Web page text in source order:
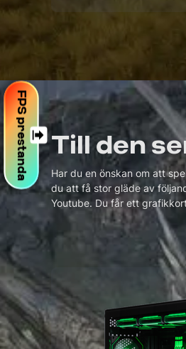
Till den
Har du en önskan om att
du att få stor gläde av
Youtube. Du får ett
FPS prestanda